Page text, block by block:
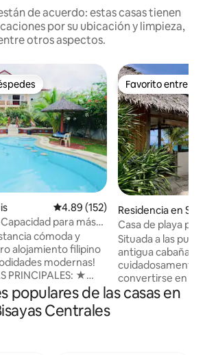
de acuerdo: estas casas tienen
por su ubicación y limpieza,
otros aspectos.
Calificación promedio: 4.89 de
4.89 (152)
para más
para
cómoda y
alojamiento filipino
modernas!
PRINCIPALES: ★
DISPONIBLES EN
DEL
Favorito entre
Favorito entre
Residencia en
Casa de playa
Situada a las
antigua cabaña
cuidadosamente
convertirse en
playa. Desde
populares de las casas en
Centrales